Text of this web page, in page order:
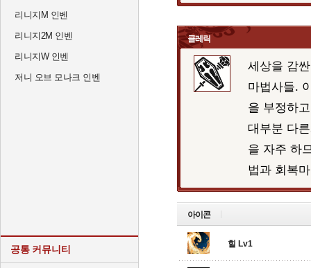
리니지M 인벤
리니지2M 인벤
리니지W 인벤
저니 오브 모나크 인벤
공통 커뮤니티
클레릭
세상을 감
마법사들.
을 부정하
대부분 다
을 자주 하
법과 회복
아이콘
힐 Lv1